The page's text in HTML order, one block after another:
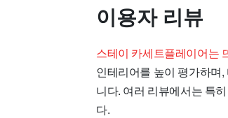
이용자 리뷰
스테이 카세트플레이어는
인테리어를 높이 평가하며
니다. 여러 리뷰에서는 특
다.